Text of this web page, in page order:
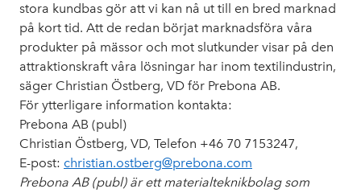
stora kundbas gör att vi kan nå ut till en bred marknad
på kort tid. Att de redan börjat marknadsföra våra
produkter på mässor och mot slutkunder visar på den
attraktionskraft våra lösningar har inom textilindustrin,
säger Christian Östberg, VD för Prebona AB.
För ytterligare information kontakta:
Prebona AB (publ)
Christian Östberg, VD, Telefon +46 70 7153247,
E-post: christian.ostberg@prebona.com
Prebona AB (publ)är ett materialteknikbolag som